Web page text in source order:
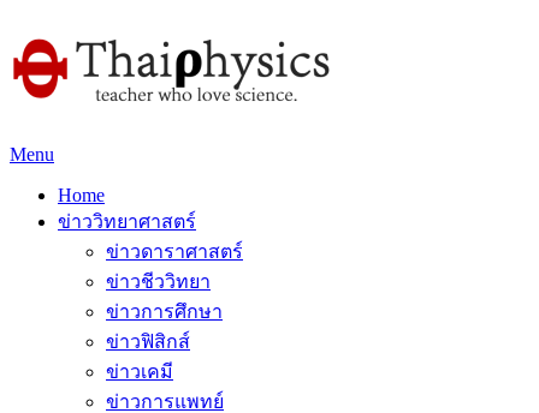
Menu
Home
ข่าววิทยาศาสตร์
ข่าวดาราศาสตร์
ข่าวชีววิทยา
ข่าวการศึกษา
ข่าวฟิสิกส์
ข่าวเคมี
ข่าวการแพทย์